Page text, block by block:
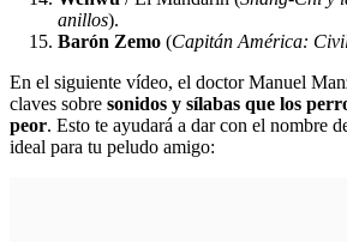
anillos).
Barón Zemo (Capitán América:
En el siguiente vídeo, el doctor Manuel
claves sobre sonidos y sílabas que los
peor. Esto te ayudará a dar con el nombre
ideal para tu peludo amigo: